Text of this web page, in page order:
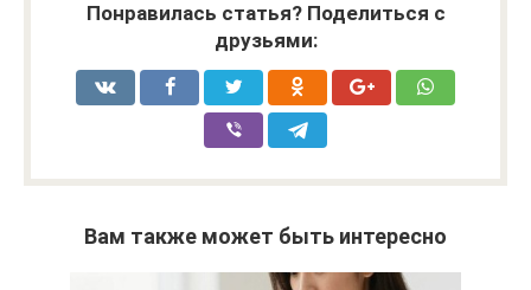
Понравилась статья? Поделиться с
друзьями:
Вам также может быть интересно